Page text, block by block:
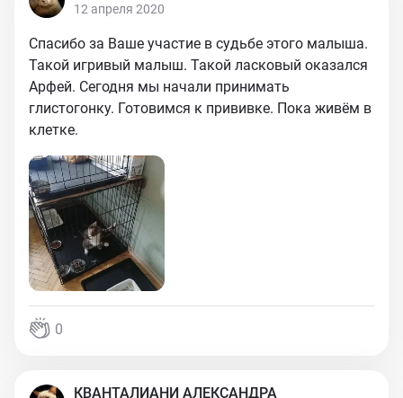
12 апреля 2020
Спасибо за Ваше участие в судьбе этого малыша.
Такой игривый малыш. Такой ласковый оказался
Арфей. Сегодня мы начали принимать
глистогонку. Готовимся к прививке. Пока живём в
клетке.
0
КВАНТАЛИАНИ АЛЕКСАНДРА